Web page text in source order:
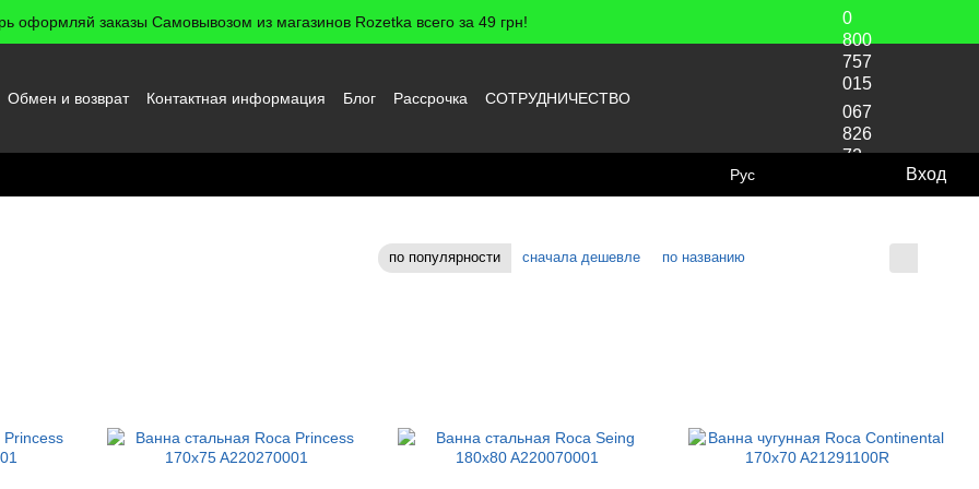
оформляй заказы Самовывозом из магазинов Rozetka всего за 49 грн!
Обмен и возврат Контактная информация Блог Рассрочка
СОТРУДНИЧЕСТВО
0
800
757
015
067
826
72
Рус Вход
по популярности сначала дешевле по названию